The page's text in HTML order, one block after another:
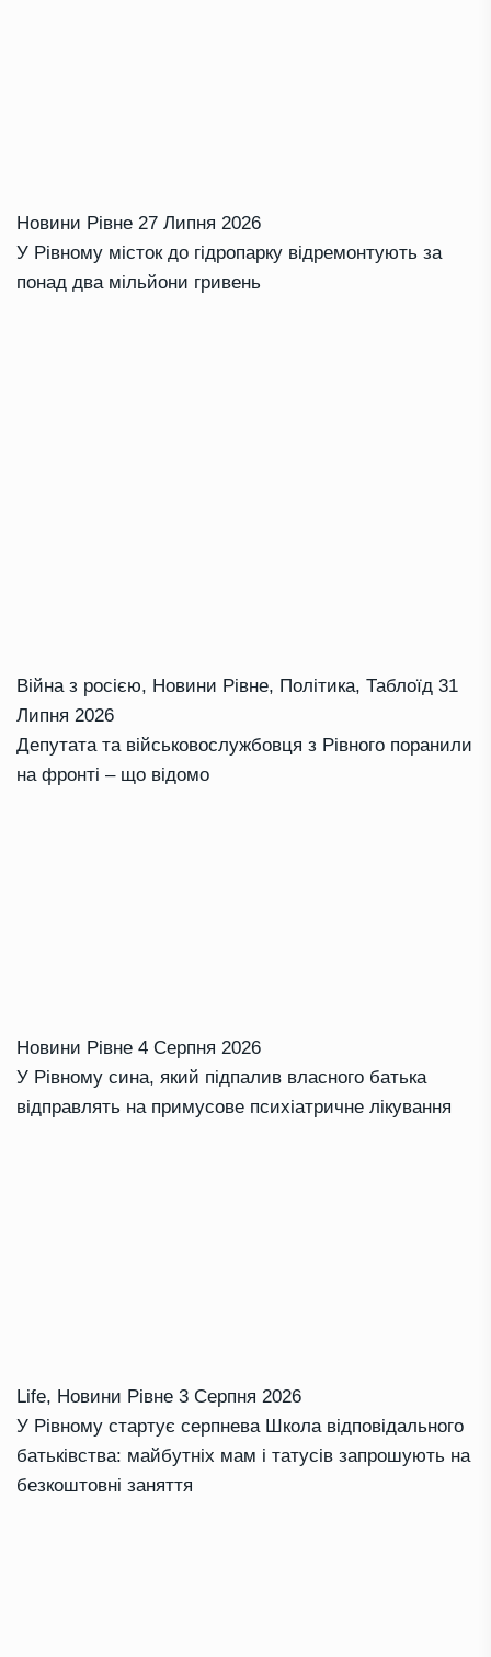
Новини Рівне 27 Липня 2026
У Рівному місток до гідропарку відремонтують за
понад два мільйони гривень
Війна з росією, Новини Рівне, Політика, Таблоїд 31
Липня 2026
Депутата та військовослужбовця з Рівного поранили
на фронті – що відомо
Новини Рівне 4 Серпня 2026
У Рівному сина, який підпалив власного батька
відправлять на примусове психіатричне лікування
Life, Новини Рівне 3 Серпня 2026
У Рівному стартує серпнева Школа відповідального
батьківства: майбутніх мам і татусів запрошують на
безкоштовні заняття